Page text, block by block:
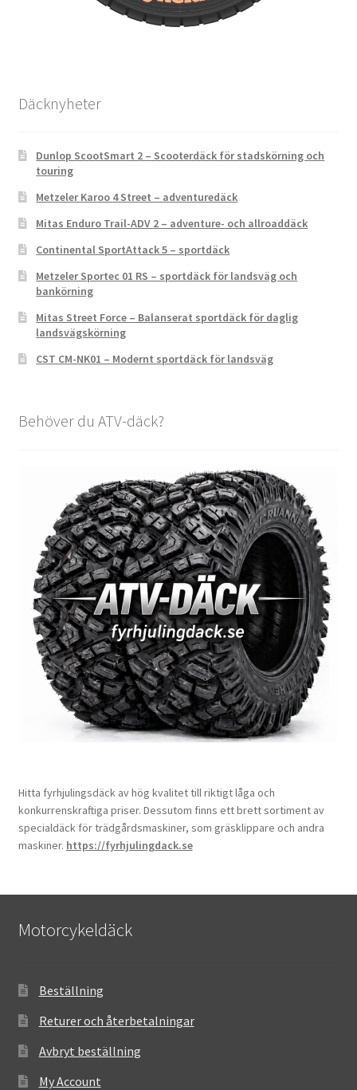
Däcknyheter
Dunlop ScootSmart 2 – Scooterdäck för stadskörning och
touring
Metzeler Karoo 4 Street – adventuredäck
Mitas Enduro Trail-ADV 2 – adventure- och allroaddäck
Continental SportAttack 5 – sportdäck
Metzeler Sportec 01 RS – sportdäck för landsväg och
bankörning
Mitas Street Force – Balanserat sportdäck för daglig
landsvägskörning
CST CM-NK01 – Modernt sportdäck för landsväg
Behöver du ATV-däck?
Hitta fyrhjulingsdäck av hög kvalitet till riktigt låga och
konkurrenskraftiga priser. Dessutom finns ett brett sortiment av
specialdäck för trädgårdsmaskiner, som gräsklippare och andra
maskiner. https://fyrhjulingdack.se
Motorcykeldäck
Beställning
Returer och återbetalningar
Avbryt beställning
My Account